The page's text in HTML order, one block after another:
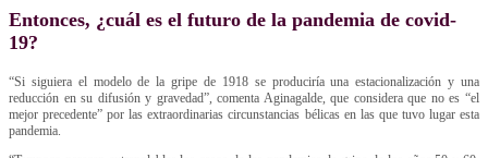
Entonces, ¿cuál es el futuro de la pandemia de covid-
19?
“Si siguiera el modelo de la gripe de 1918 se produciría una estacionalización y una
reducción en su difusión y gravedad”, comenta Aginagalde, que considera que no es “el
mejor precedente” por las extraordinarias circunstancias bélicas en las que tuvo lugar esta
pandemia.